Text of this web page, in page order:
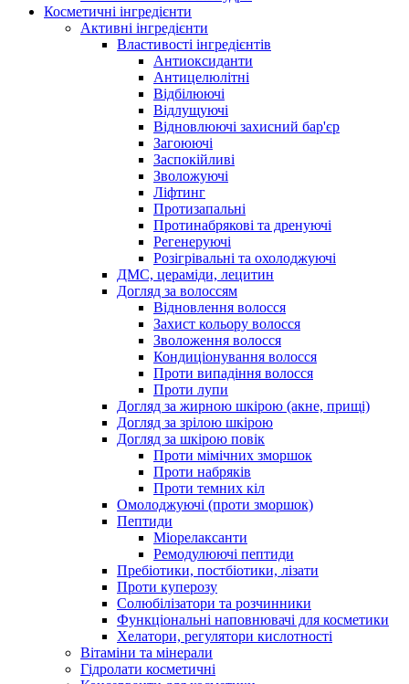
Косметичні інгредієнти
Активні інгредієнти
Властивості інгредієнтів
Антиоксиданти
Антицелюлітні
Відбілюючі
Відлущуючі
Відновлюючі захисний бар'єр
Загоюючі
Заспокійливі
Зволожуючі
Ліфтинг
Протизапальні
Протинабрякові та дренуючі
Регенеруючі
Розігрівальні та охолоджуючі
ДМС, цераміди, лецитин
Догляд за волоссям
Відновлення волосся
Захист кольору волосся
Зволоження волосся
Кондиціонування волосся
Проти випадіння волосся
Проти лупи
Догляд за жирною шкірою (акне, прищі)
Догляд за зрілою шкірою
Догляд за шкірою повік
Проти мімічних зморшок
Проти набряків
Проти темних кіл
Омолоджуючі (проти зморшок)
Пептиди
Міорелаксанти
Ремодулюючі пептиди
Пребіотики, постбіотики, лізати
Проти куперозу
Солюбілізатори та розчинники
Функціональні наповнювачі для косметики
Хелатори, регулятори кислотності
Вітаміни та мінерали
Гідролати косметичні